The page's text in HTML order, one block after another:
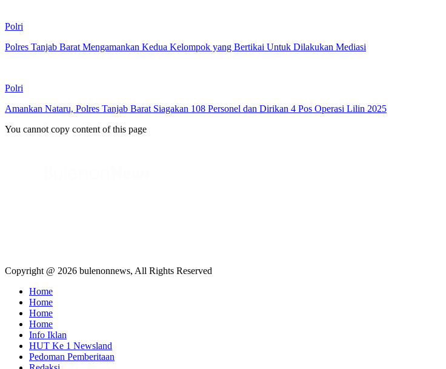
Polri
Polres Tanjab Barat Mengamankan Kedua Kelompok yang Bertikai Untuk Dilakukan Mediasi
Polri
Amankan Nataru, Polres Tanjab Barat Siagakan 108 Personel dan Dirikan 4 Pos Operasi Lilin 2025
You cannot copy content of this page
Copyright @ 2026 bulenonnews, All Rights Reserved
Home
Home
Home
Home
Info Iklan
HUT Ke 1 Newsland
Pedoman Pemberitaan